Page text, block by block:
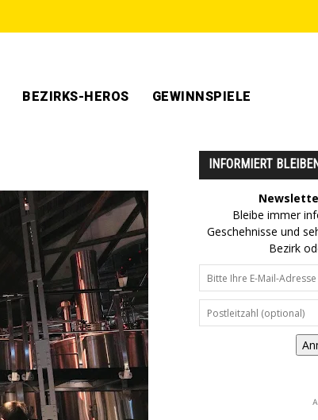
BEZIRKS-HEROS GEWINNSPIELE
INFORMIERT
Bleibe immer
Geschehnisse und
Bezirk